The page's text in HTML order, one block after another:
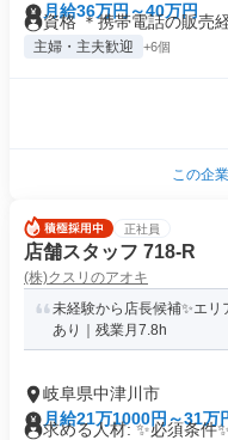
月給36万円～40万円
資格 ＊携帯電話の販売
主婦・主夫歓迎 +6個
この企
正社員
店舗スタッフ 718-R
(株)クスリのアオキ
未経験から店長候補✨エ
あり｜残業月7.8h
岐阜県中津川市
月給21万1000円～31万
求める人材: ✨必須条件